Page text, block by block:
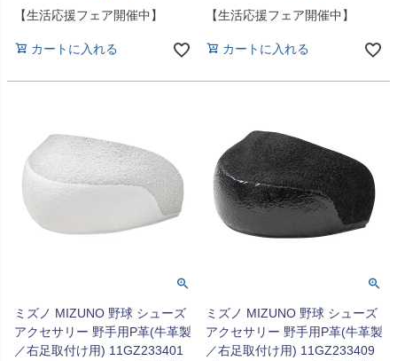
【生活応援フェア開催中】
カートに入れる
【生活応援フェア開催中】
カートに入れる
ミズノ MIZUNO 野球 シューズ
アクセサリー 野手用P革(牛革製
／右足取付け用) 11GZ233401
ミズノ MIZUNO 野球 シューズ
アクセサリー 野手用P革(牛革製
／右足取付け用) 11GZ233409